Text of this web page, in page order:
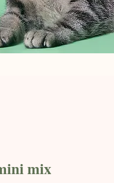
mix